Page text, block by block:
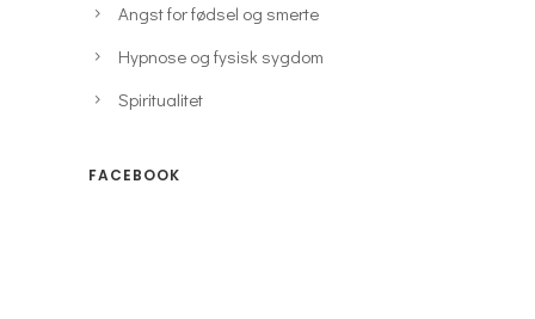
Angst for fødsel og smerte
Hypnose og fysisk sygdom
Spiritualitet
FACEBOOK